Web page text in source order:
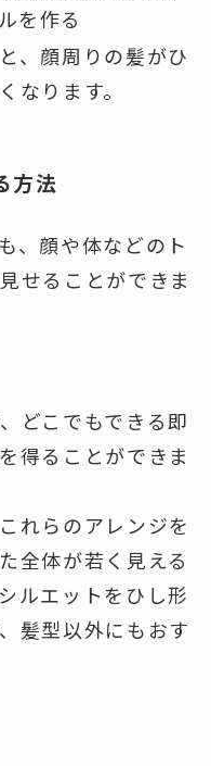
を作る
、顔周りの髪がひ
なります。
方法
、顔や体などのト
せることができま
どこでもできる即
得ることができま
れらのアレンジを
全体が若く見える
ルエットをひし形
髪型以外にもおす